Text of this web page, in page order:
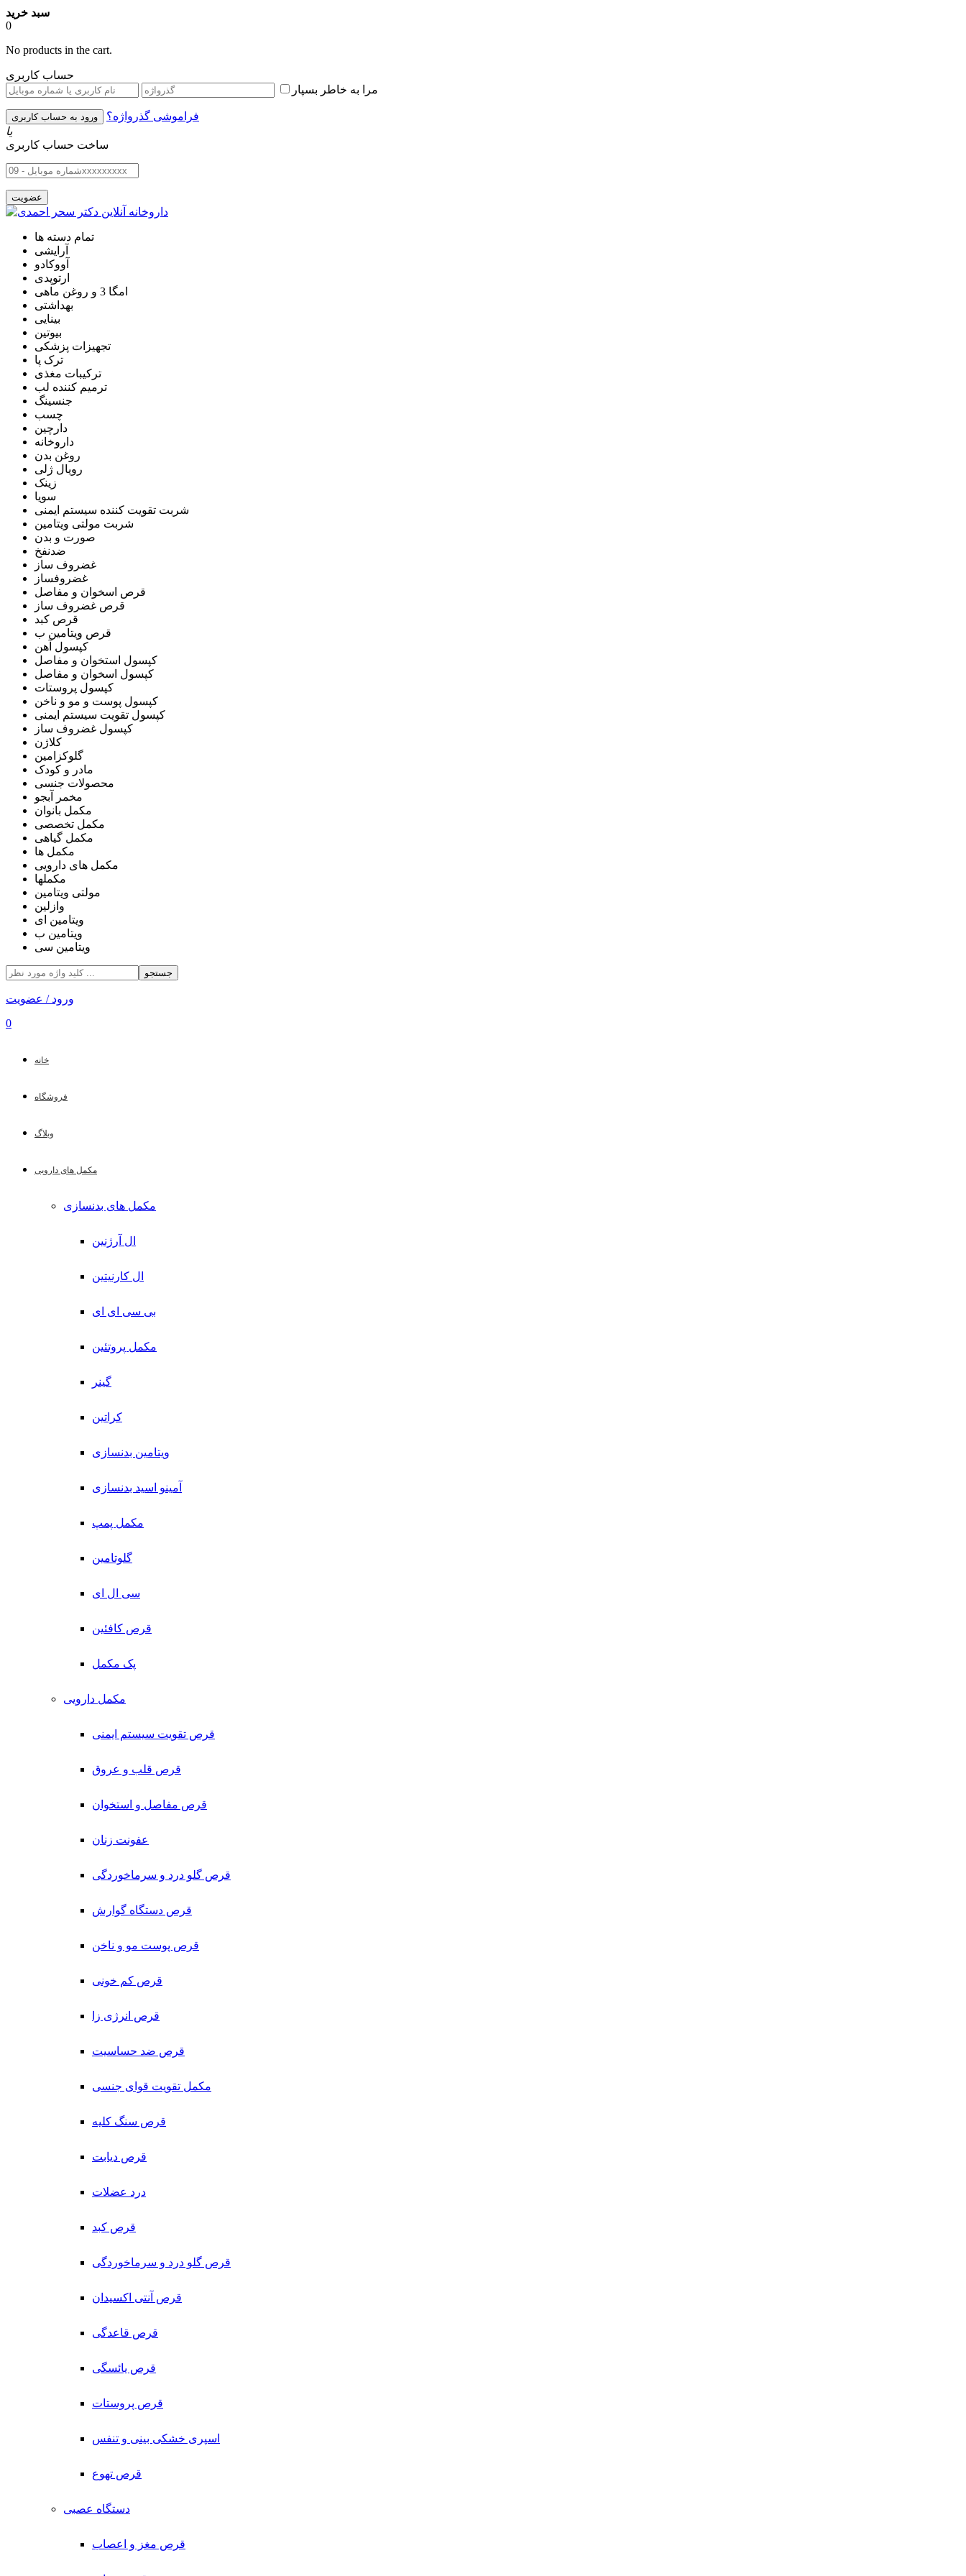
سبد خرید
0
No products in the cart.
حساب کاربری
مرا به خاطر بسپار
فراموشی گذرواژه؟
یا
ساخت حساب کاربری
تمام دسته ها
آرایشی
آووکادو
ارتوپدی
امگا 3 و روغن ماهی
بهداشتی
بینایی
بیوتین
تجهیزات پزشکی
ترک پا
ترکیبات مغذی
ترمیم کننده لب
جنسینگ
چسب
دارچین
داروخانه
روغن بدن
رویال ژلی
زینک
سویا
شربت تقویت کننده سیستم ایمنی
شربت مولتی ویتامین
صورت و بدن
ضدنفخ
غضروف ساز
غضروفساز
قرص اسخوان و مفاصل
قرص غضروف ساز
قرص کبد
قرص ویتامین ب
کپسول آهن
کپسول استخوان و مفاصل
کپسول اسخوان و مفاصل
کپسول پروستات
کپسول پوست و مو و ناخن
کپسول تقویت سیستم ایمنی
کپسول غضروف ساز
کلاژن
گلوکزامین
مادر و کودک
محصولات جنسی
مخمر آبجو
مکمل بانوان
مکمل تخصصی
مکمل گیاهی
مکمل ها
مکمل های دارویی
مکملها
مولتی ویتامین
وازلین
ویتامین ای
ویتامین ب
ویتامین سی
جستجو
ورود / عضویت
0
خانه
فروشگاه
وبلاگ
مکمل های دارویی
مکمل های بدنسازی
ال آرژنین
ال کارنیتین
بی سی ای ای
مکمل پروتئین
گینر
کراتین
ویتامین بدنسازی
آمینو اسید بدنسازی
مکمل پمپ
گلوتامین
سی ال ای
قرص کافئین
پک مکمل
مکمل دارویی
قرص تقویت سیستم ایمنی
قرص قلب و عروق
قرص مفاصل و استخوان
عفونت زنان
قرص گلو درد و سرماخوردگی
قرص دستگاه گوارش
قرص پوست مو و ناخن
قرص کم خونی
قرص انرژی زا
قرص ضد حساسیت
مکمل تقویت قوای جنسی
قرص سنگ کلیه
قرص دیابت
درد عضلات
قرص کبد
قرص گلو درد و سرماخوردگی
قرص آنتی اکسیدان
قرص قاعدگی
قرص یائسگی
قرص پروستات
اسپری خشکی بینی و تنفس
قرص تهوع
دستگاه عصبی
قرص مغز و اعصاب